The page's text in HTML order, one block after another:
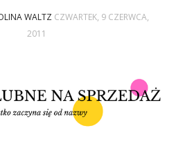
WALTZ CZWARTEK, 9 CZERWCA,
2011